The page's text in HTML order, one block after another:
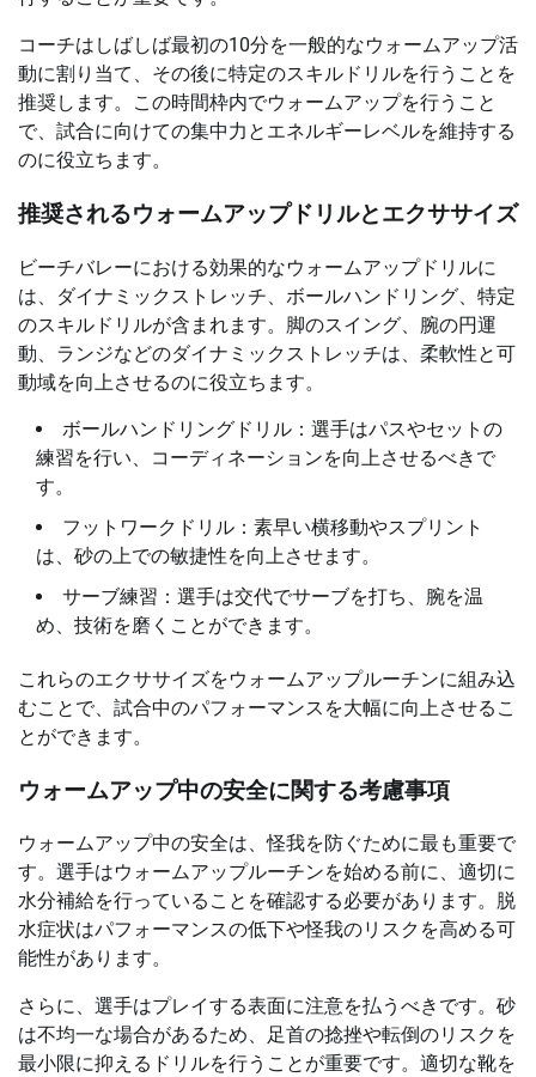
コーチはしばしば最初の10分を一般的なウォームアップ活
動に割り当て、その後に特定のスキルドリルを行うことを
推奨します。この時間枠内でウォームアップを行うこと
で、試合に向けての集中力とエネルギーレベルを維持する
のに役立ちます。
推奨されるウォームアップドリルとエクササイズ
ビーチバレーにおける効果的なウォームアップドリルに
は、ダイナミックストレッチ、ボールハンドリング、特定
のスキルドリルが含まれます。脚のスイング、腕の円運
動、ランジなどのダイナミックストレッチは、柔軟性と可
動域を向上させるのに役立ちます。
ボールハンドリングドリル：選手はパスやセットの
練習を行い、コーディネーションを向上させるべきで
す。
フットワークドリル：素早い横移動やスプリント
は、砂の上での敏捷性を向上させます。
サーブ練習：選手は交代でサーブを打ち、腕を温
め、技術を磨くことができます。
これらのエクササイズをウォームアップルーチンに組み込
むことで、試合中のパフォーマンスを大幅に向上させるこ
とができます。
ウォームアップ中の安全に関する考慮事項
ウォームアップ中の安全は、怪我を防ぐために最も重要で
す。選手はウォームアップルーチンを始める前に、適切に
水分補給を行っていることを確認する必要があります。脱
水症状はパフォーマンスの低下や怪我のリスクを高める可
能性があります。
さらに、選手はプレイする表面に注意を払うべきです。砂
は不均一な場合があるため、足首の捻挫や転倒のリスクを
最小限に抑えるドリルを行うことが重要です。適切な靴を